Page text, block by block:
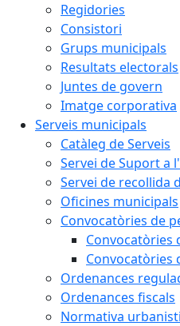
Regidories
Consistori
Grups municipals
Resultats electorals
Juntes de govern
Imatge corporativa
Serveis municipals
Catàleg de Serveis
Servei de Suport a
Servei de recollida
Oficines municipals
Convocatòries de
Convocatòries
Convocatòries
Ordenances
Ordenances fiscals
Normativa